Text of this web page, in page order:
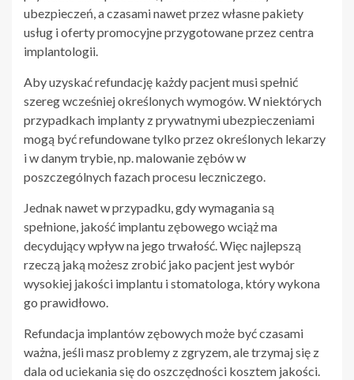
ubezpieczeń, a czasami nawet przez własne pakiety
usług i oferty promocyjne przygotowane przez centra
implantologii.
Aby uzyskać refundację każdy pacjent musi spełnić
szereg wcześniej określonych wymogów. W niektórych
przypadkach implanty z prywatnymi ubezpieczeniami
mogą być refundowane tylko przez określonych lekarzy
i w danym trybie, np. malowanie zębów w
poszczególnych fazach procesu leczniczego.
Jednak nawet w przypadku, gdy wymagania są
spełnione, jakość implantu zębowego wciąż ma
decydujący wpływ na jego trwałość. Więc najlepszą
rzeczą jaką możesz zrobić jako pacjent jest wybór
wysokiej jakości implantu i stomatologa, który wykona
go prawidłowo.
Refundacja implantów zębowych może być czasami
ważna, jeśli masz problemy z zgryzem, ale trzymaj się z
dala od uciekania się do oszczędności kosztem jakości.